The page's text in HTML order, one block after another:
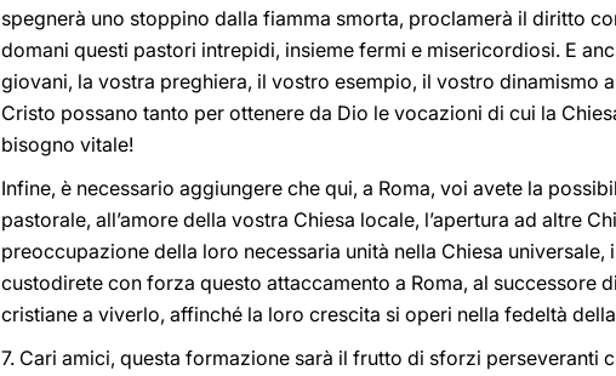
spegnerà uno stoppino dalla fiamma smorta, proclamerà il diritto
domani questi pastori intrepidi, insieme fermi e misericordiosi. E
giovani, la vostra preghiera, il vostro esempio, il vostro dinamismo
Cristo possano tanto per ottenere da Dio le vocazioni di cui la
bisogno vitale!
Infine, è necessario aggiungere che qui, a Roma, voi avete la
pastorale, all’amore della vostra Chiesa locale, l’apertura ad altre
preoccupazione della loro necessaria unità nella Chiesa
custodirete con forza questo attaccamento a Roma, al successore
cristiane a viverlo, affinché la loro crescita si operi nella fedeltà
7. Cari amici, questa formazione sarà il frutto di sforzi perseveranti